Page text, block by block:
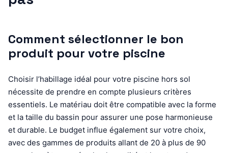
Comment sélectionner le bon
produit pour votre piscine
Choisir l’habillage idéal pour votre piscine hors sol
nécessite de prendre en compte plusieurs critères
essentiels. Le matériau doit être compatible avec la forme
et la taille du bassin pour assurer une pose harmonieuse
et durable. Le budget influe également sur votre choix,
avec des gammes de produits allant de 20 à plus de 90